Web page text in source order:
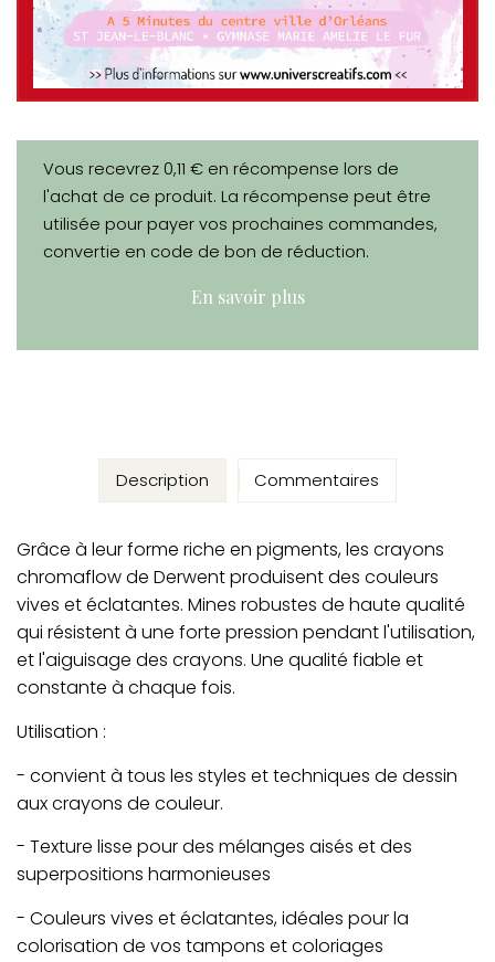
Vous recevrez 0,11 € en récompense lors de
l'achat de ce produit. La récompense peut être
utilisée pour payer vos prochaines commandes,
convertie en code de bon de réduction.
En savoir plus
Description
Grâce à leur forme riche en pigments, les crayons
chromaflow de Derwent produisent des couleurs
vives et éclatantes. Mines robustes de haute qualité
qui résistent à une forte pression pendant l'utilisation,
et l'aiguisage des crayons. Une qualité fiable et
constante à chaque fois.
Utilisation :
- convient à tous les styles et techniques de dessin
aux crayons de couleur.
- Texture lisse pour des mélanges aisés et des
superpositions harmonieuses
- Couleurs vives et éclatantes, idéales pour la
colorisation de vos tampons et coloriages
Commentaires